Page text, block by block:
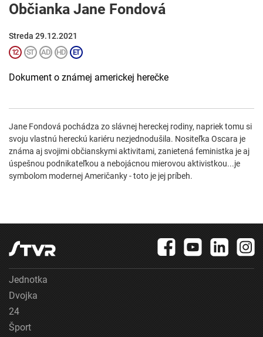
Občianka Jane Fondová
Streda 29.12.2021
Dokument o známej americkej herečke
Jane Fondová pochádza zo slávnej hereckej rodiny, napriek tomu si
svoju vlastnú hereckú kariéru nezjednodušila. Nositeľka Oscara je
známa aj svojimi občianskymi aktivitami, zanietená feministka je aj
úspešnou podnikateľkou a nebojácnou mierovou aktivistkou...je
symbolom modernej Američanky - toto je jej príbeh.
Jednotka
Dvojka
24
Šport